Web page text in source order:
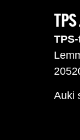
TPS
Auki